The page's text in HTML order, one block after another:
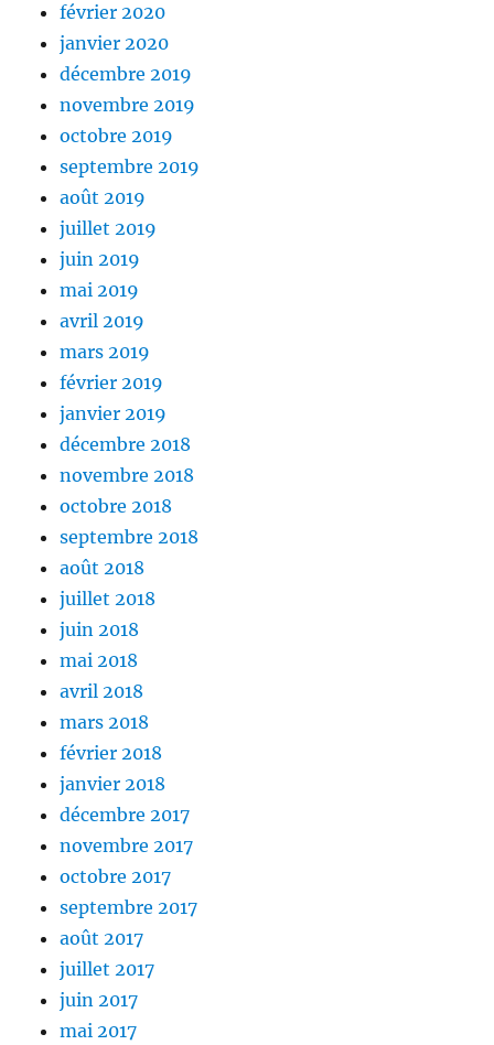
février 2020
janvier 2020
décembre 2019
novembre 2019
octobre 2019
septembre 2019
août 2019
juillet 2019
juin 2019
mai 2019
avril 2019
mars 2019
février 2019
janvier 2019
décembre 2018
novembre 2018
octobre 2018
septembre 2018
août 2018
juillet 2018
juin 2018
mai 2018
avril 2018
mars 2018
février 2018
janvier 2018
décembre 2017
novembre 2017
octobre 2017
septembre 2017
août 2017
juillet 2017
juin 2017
mai 2017